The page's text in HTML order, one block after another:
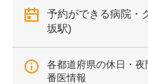
予約ができる病院・
坂駅)
各都道府県の休日・夜
番医情報